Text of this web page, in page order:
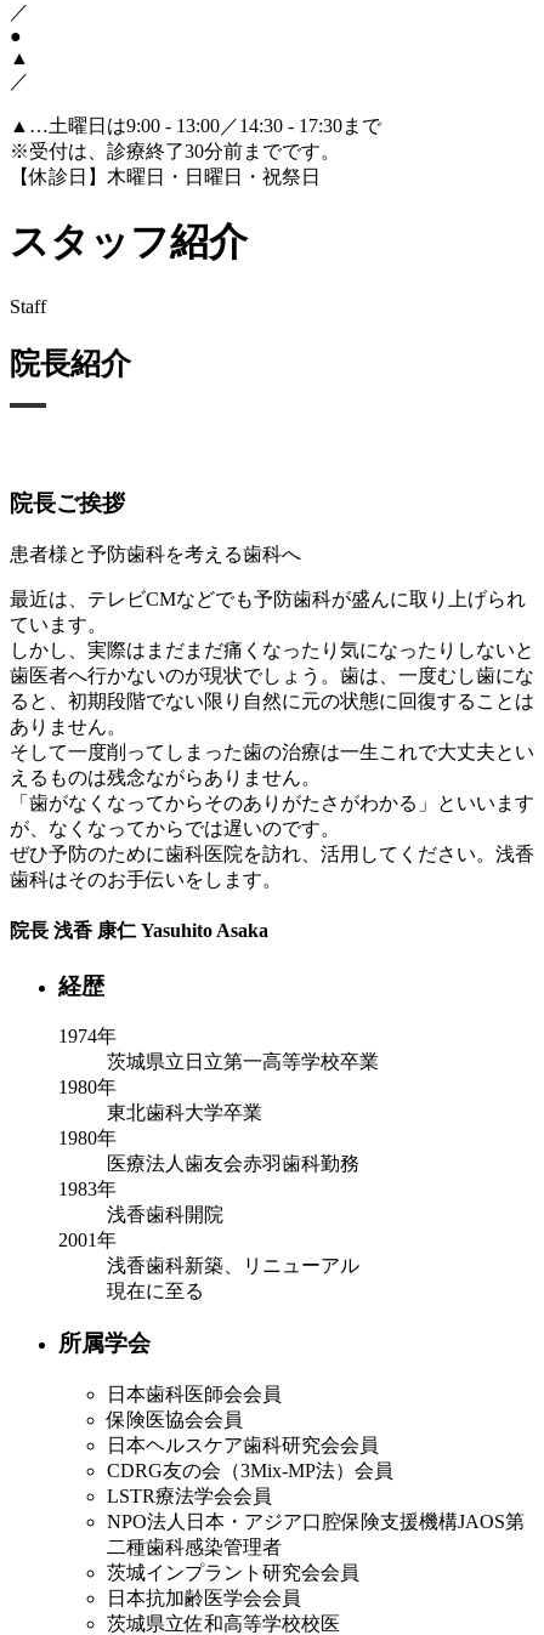
／
●
▲
／
▲ …土曜日は9:00 - 13:00／14:30 - 17:30まで
※受付は、診療終了30分前までです。
【休診日】木曜日・日曜日・祝祭日
スタッフ紹介
Staff
院長紹介
院長ご挨拶
患者様と予防歯科を考える歯科へ
最近は、テレビCMなどでも予防歯科が盛んに取り上げられ
ています。
しかし、実際はまだまだ痛くなったり気になったりしないと
歯医者へ行かないのが現状でしょう。歯は、一度むし歯にな
ると、初期段階でない限り自然に元の状態に回復することは
ありません。
そして一度削ってしまった歯の治療は一生これで大丈夫とい
えるものは残念ながらありません。
「歯がなくなってからそのありがたさがわかる」といいます
が、なくなってからでは遅いのです。
ぜひ予防のために歯科医院を訪れ、活用してください。浅香
歯科はそのお手伝いをします。
院長 浅香 康仁 Yasuhito Asaka
経歴
1974年
茨城県立日立第一高等学校卒業
1980年
東北歯科大学卒業
1980年
医療法人歯友会赤羽歯科勤務
1983年
浅香歯科開院
2001年
浅香歯科新築、リニューアル
現在に至る
所属学会
日本歯科医師会会員
保険医協会会員
日本ヘルスケア歯科研究会会員
CDRG友の会（3Mix-MP法）会員
LSTR療法学会会員
NPO法人日本・アジア口腔保険支援機構JAOS第
二種歯科感染管理者
茨城インプラント研究会会員
日本抗加齢医学会会員
茨城県立佐和高等学校校医